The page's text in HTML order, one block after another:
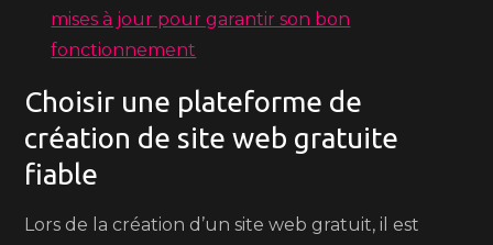
mises à jour pour garantir son bon
fonctionnement
Choisir une plateforme de
création de site web gratuite
fiable
Lors de la création d’un site web gratuit, il est